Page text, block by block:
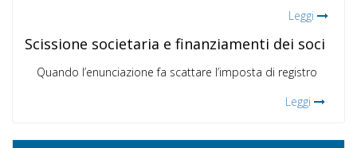
Leggi
Scissione societaria e finanziamenti dei soci
Quando l’enunciazione fa scattare l’imposta di registro
Leggi